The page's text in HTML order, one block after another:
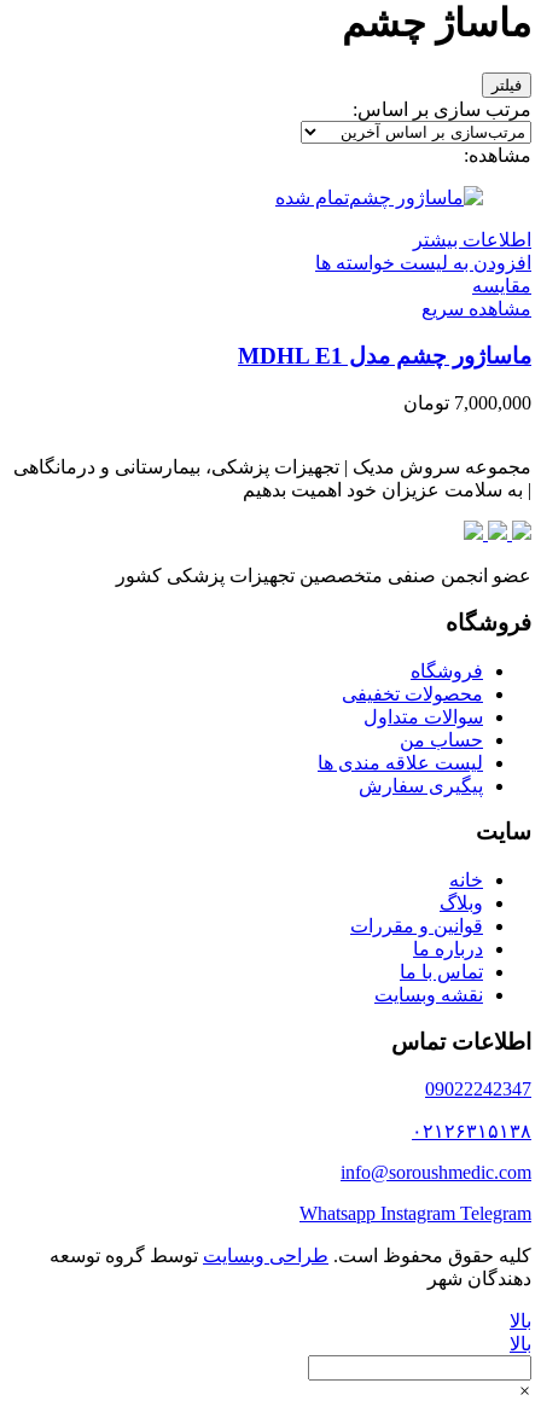
ماساژ چشم
فیلتر
مرتب سازی بر اساس:
مشاهده:
تمام شده
اطلاعات بیشتر
افزودن به لیست خواسته ها
مقایسه
مشاهده سریع
ماساژور چشم مدل MDHL E1
7,000,000 تومان
مجموعه سروش مدیک | تجهیزات پزشکی، بیمارستانی و درمانگاهی
| به سلامت عزیزان خود اهمیت بدهیم
عضو انجمن صنفی متخصصین تجهیزات پزشکی کشور
فروشگاه
فروشگاه
محصولات تخفیفی
سوالات متداول
حساب من
لیست علاقه مندی ها
پیگیری سفارش
سایت
خانه
وبلاگ
قوانین و مقررات
درباره ما
تماس با ما
نقشه وبسایت
اطلاعات تماس
09022242347
۰۲۱۲۶۳۱۵۱۳۸
info@soroushmedic.com
Whatsapp Instagram Telegram
کلیه حقوق محفوظ است. طراحی وبسایت توسط گروه توسعه
دهندگان شهر
بالا
بالا
×